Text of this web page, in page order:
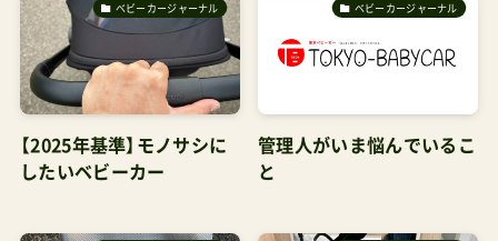
ベビーカージャーナル
【2025年基準】モノサシに
したいベビーカー
ベビーカージャーナル
管理人がいま悩んでいるこ
と